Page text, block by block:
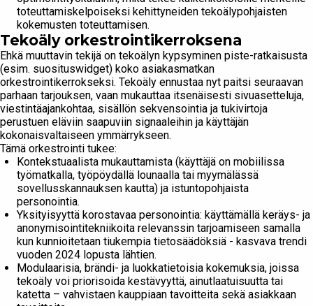
toteuttamiskelpoiseksi kehittyneiden tekoälypohjaisten
kokemusten toteuttamisen.
Tekoäly orkestrointikerroksena
Ehkä muuttavin tekijä on tekoälyn kypsyminen piste-ratkaisusta
(esim. suosituswidget) koko asiakasmatkan
orkestrointikerrokseksi. Tekoäly ennustaa nyt paitsi seuraavan
parhaan tarjouksen, vaan mukauttaa itsenäisesti sivuasetteluja,
viestintäajankohtaa, sisällön sekvensointia ja tukivirtoja
perustuen eläviin saapuviin signaaleihin ja käyttäjän
kokonaisvaltaiseen ymmärrykseen.
Tämä orkestrointi tukee:
Kontekstuaalista mukauttamista (käyttäjä on mobiilissa
työmatkalla, työpöydällä lounaalla tai myymälässä
sovellusskannauksen kautta) ja istuntopohjaista
personointia.
Yksityisyyttä korostavaa personointia: käyttämällä keräys- ja
anonymisointitekniikoita relevanssin tarjoamiseen samalla
kun kunnioitetaan tiukempia tietosäädöksiä - kasvava trendi
vuoden 2024 lopusta lähtien.
Modulaarisia, brändi- ja luokkatietoisia kokemuksia, joissa
tekoäly voi priorisoida kestävyyttä, ainutlaatuisuutta tai
katetta – vahvistaen kauppiaan tavoitteita sekä asiakkaan